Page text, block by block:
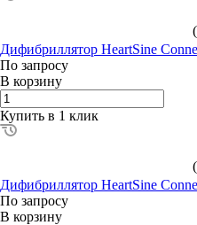
Дифибриллятор HeartSine
По запросу
В корзину
Купить в 1 клик
Дифибриллятор HeartSine
По запросу
В корзину